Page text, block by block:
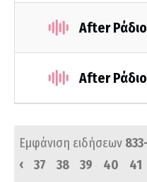
After
After
Εμφάνιση ειδήσεων
‹
37 38 39 40 41